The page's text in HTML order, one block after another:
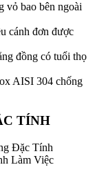
vỏ bao bên ngoài
cánh đơn được
đồng có tuổi thọ
AISI 304 chống
TÍNH
Làm Việc